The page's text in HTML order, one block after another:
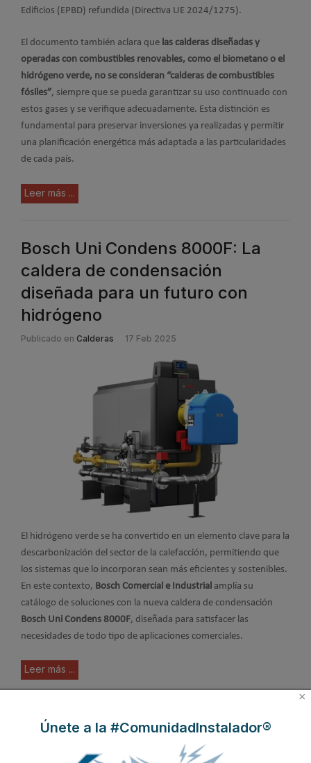
Edificios (EPBD) refundida (Directiva UE 2024/1275).
El documento también aclara que las calderas diseñadas y
operadas con combustibles renovables, como el biometano o el
hidrógeno verde, no se consideran “calderas de combustibles
fósiles”, siempre que se pueda garantizar su uso continuado con
estos gases y se verifique adecuadamente. Esta distinción es
fundamental para preservar inversiones ya realizadas y permitir
una planificación energética más adaptada a las particularidades
de cada país.
Leer más ...
Bosch Uni Condens 8000F: La
caldera de condensación
diseñada para un futuro con
hidrógeno
Publicado en Calderas 17 Feb 2025
El hidrógeno verde se ha convertido en un elemento clave para la
descarbonización del sector de la calefacción, permitiendo que
los sistemas que lo incorporan sean más eficientes y sostenibles.
En este contexto, Bosch Comercial e Industrial amplía su
catálogo de soluciones con la nueva caldera de condensación
Bosch Uni Condens 8000F, diseñada para satisfacer las
necesidades de todo tipo de aplicaciones comerciales.
Leer más ...
Condens 1200 W: la caldera
compacta y eficiente de Junkers
×
Únete a la #ComunidadInstalador®